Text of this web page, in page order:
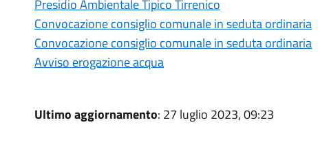
Presidio Ambientale Tipico Tirrenico
Convocazione consiglio comunale in seduta ordinaria
Convocazione consiglio comunale in seduta ordinaria
Avviso erogazione acqua
Ultimo aggiornamento: 27 luglio 2023, 09:23